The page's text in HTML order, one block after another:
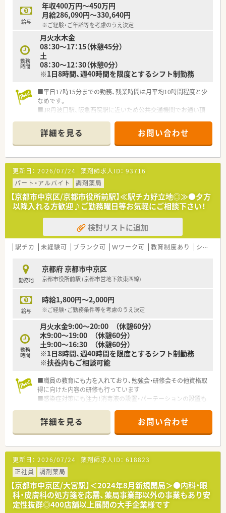
【職場環境と雰囲気】
■近隣店舗とのブロック制を導入しており、急な休みにも対応で
きる万全のヘルプ体制が整っています
■過誤防止システムや電子薬歴などを積極的に導入し、薬剤師が
働きやすい環境を整備しています
■経営陣も薬剤師であるため、現場の意見や提案が経営に反映さ
れやすい風通しの良い社風です
給与
年収400万円～450万円
月給286,090円～330,640円
※ご経験・ご年齢等を考慮のうえ決定
勤務
時間
月火水木金
08：30～17：15（休憩45分）
土
08：30～12：30（休憩0分）
※1日8時間、週40時間を限度とするシフト制勤務
■平日17時15分までの勤務、残業時間は月平均10時間程度と少
なめです。
■JR丹波口駅、阪急西院駅に近いため公共交通機関でお通い頂
■業務内容は、主に入院患者さんの調剤、薬剤管理指導業務、DI
業務、各種委員会への参加等です。
また、関連施設の介護老人保健施設にも同様の業務をおこなって
おります。
■調剤業務についてはミスを防ぐためにダブルチェックを徹底
しています。
詳細を見る お問い合わせ
更新日： 2026/07/24 薬剤師求人ID： 93716
パート・アルバイト
調剤薬局
【京都市中京区/京都市役所前駅】≪駅チカ好立地◎≫●夕方
以降入れる方歓迎♪ご勤務曜日等お気軽にご相談下さい！
検討リストに追加
駅チカ 未経験可 ブランク可 Ｗワーク可 教育制度あり シフト制
勤務地
京都府 京都市中京区
京都市役所前駅 (京都市営地下鉄東西線)
給与
時給1,800円～2,000円
※ご経験・ご勤務条件等を考慮のうえ決定
勤務
時間
月火水金9:00～20:00 （休憩60分）
木9:00～19:00 （休憩60分）
土9:00～16:30 （休憩60分）
※1日8時間、週40時間を限度とするシフト制勤務
※扶養内もご相談可能
■職員の教育にも力を入れており、勉強会・研修会その他資格取
得に向けた内容の研修も行っています
■感染症対策にも注力！消毒液の設置・パーテーションの設置も
詳細を見る お問い合わせ
更新日： 2026/07/24 薬剤師求人ID： 618823
正社員
調剤薬局
【京都市中京区/大宮駅】＜2024年8月新規開局＞●内科・眼
科・皮膚科の処方箋を応需、薬局事業部以外の事業もあり安
定性抜群◎400店舗以上展開の大手企業様です